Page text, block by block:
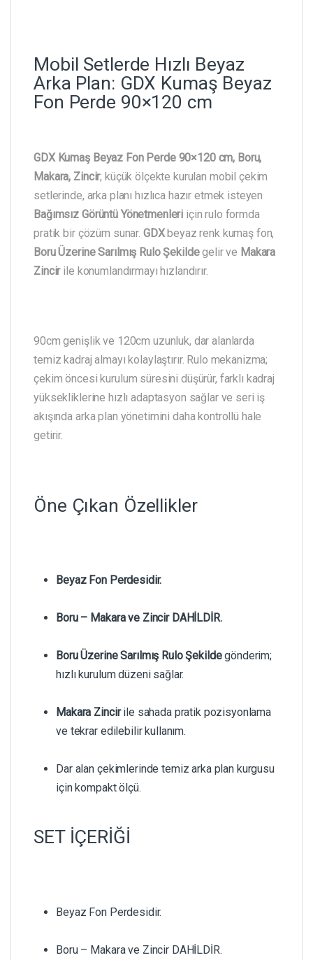
Mobil Setlerde Hızlı Beyaz
Arka Plan: GDX Kumaş Beyaz
Fon Perde 90×120 cm
GDX Kumaş Beyaz Fon Perde 90×120 cm, Boru,
Makara, Zincir; küçük ölçekte kurulan mobil çekim
setlerinde, arka planı hızlıca hazır etmek isteyen
Bağımsız Görüntü Yönetmenleri için rulo formda
pratik bir çözüm sunar. GDXbeyaz renk kumaş fon,
Boru Üzerine Sarılmış Rulo Şekildegelir ve Makara
Zincirile konumlandırmayı hızlandırır.
90cm genişlik ve 120cm uzunluk, dar alanlarda
temiz kadraj almayı kolaylaştırır. Rulo mekanizma;
çekim öncesi kurulum süresini düşürür, farklı kadraj
yüksekliklerine hızlı adaptasyon sağlar ve seri iş
akışında arka plan yönetimini daha kontrollü hale
getirir.
Öne Çıkan Özellikler
Beyaz Fon Perdesidir.
Boru – Makara ve Zincir DAHİLDİR.
Boru Üzerine Sarılmış Rulo Şekildegönderim;
hızlı kurulum düzeni sağlar.
Makara Zincirile sahada pratik pozisyonlama
ve tekrar edilebilir kullanım.
Dar alan çekimlerinde temiz arka plan kurgusu
için kompakt ölçü.
SET İÇERİĞİ
Beyaz Fon Perdesidir.
Boru – Makara ve Zincir DAHİLDİR.